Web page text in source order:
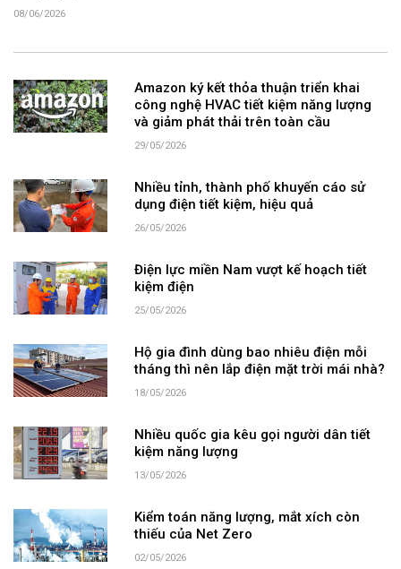
08/06/2026
Amazon ký kết thỏa thuận triển khai
công nghệ HVAC tiết kiệm năng lượng
và giảm phát thải trên toàn cầu
29/05/2026
Nhiều tỉnh, thành phố khuyến cáo sử
dụng điện tiết kiệm, hiệu quả
26/05/2026
Điện lực miền Nam vượt kế hoạch tiết
kiệm điện
25/05/2026
Hộ gia đình dùng bao nhiêu điện mỗi
tháng thì nên lắp điện mặt trời mái nhà?
18/05/2026
Nhiều quốc gia kêu gọi người dân tiết
kiệm năng lượng
13/05/2026
Kiểm toán năng lượng, mắt xích còn
thiếu của Net Zero
02/05/2026